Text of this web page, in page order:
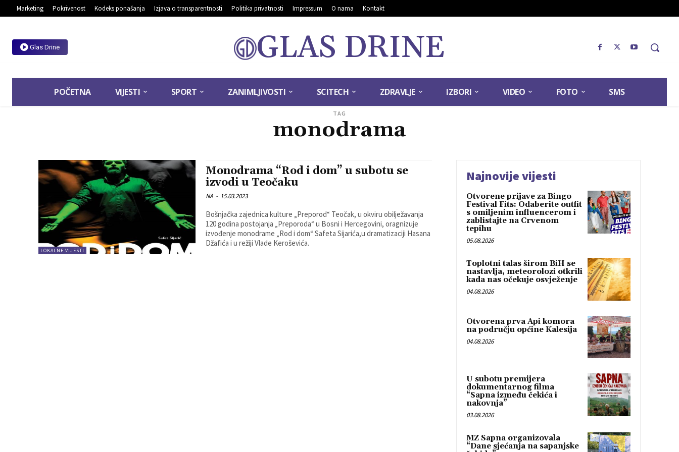
Marketing Pokrivenost Kodeks ponašanja Izjava o transparentnosti Politika privatnosti Impressum O nama Kontakt
Glas Drine GLAS DRINE
POČETNA VIJESTI SPORT ZANIMLJIVOSTI SCITECH ZDRAVLJE IZBORI VIDEO FOTO SMS
TAG
monodrama
LOKALNE VIJESTI
Monodrama “Rod i dom” u subotu se
izvodi u Teočaku
NA - 15.03.2023
Bošnjačka zajednica kulture „Preporod“ Teočak, u okviru obilježavanja
120 godina postojanja „Preporoda“ u Bosni i Hercegovini, oragnizuje
izvođenje monodrame „Rod i dom“ Safeta Sijarića,u dramatizaciji Hasana
Džafića i u režiji Vlade Keroševića.
Najnovije vijesti
Otvorene prijave za Bingo
Festival Fits: Odaberite outfit
s omiljenim influencerom i
zablistajte na Crvenom
tepihu
05.08.2026
Toplotni talas širom BiH se
nastavlja, meteorolozi otkrili
kada nas očekuje osvježenje
04.08.2026
Otvorena prva Api komora
na području općine Kalesija
04.08.2026
U subotu premijera
dokumentarnog filma
“Sapna između čekića i
nakovnja”
03.08.2026
MZ Sapna organizovala
“Dane sjećanja na sapanjske